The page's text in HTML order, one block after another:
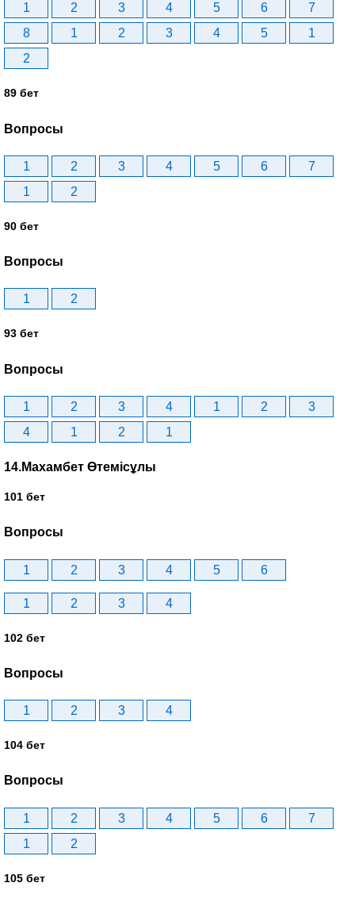
1 2 3 4 5 6
7
8
1 2 3 4 5
1
2
89 бет
Вопросы
1 2 3 4 5 6
7
1
2
90 бет
Вопросы
1 2
93 бет
Вопросы
1 2 3 4 1 2
3
4
1 2 1
14.Махамбет Өтемісұлы
101 бет
Вопросы
1 2 3 4 5 6
1 2 3 4
102 бет
Вопросы
1 2 3 4
104 бет
Вопросы
1 2 3 4 5 6
7
1
2
105 бет